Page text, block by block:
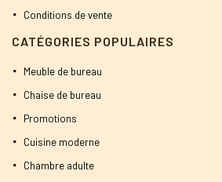
Conditions de vente
CATÉGORIES POPULAIRES
Meuble de bureau
Chaise de bureau
Promotions
Cuisine moderne
Chambre adulte